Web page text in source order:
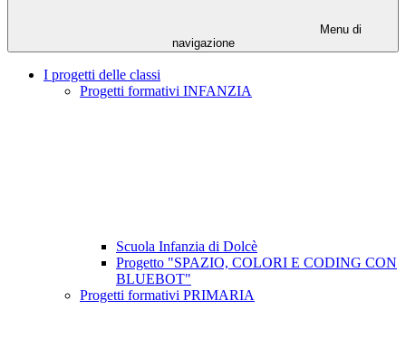
Menu di
navigazione
I progetti delle classi
Progetti formativi INFANZIA
Scuola Infanzia di Dolcè
Progetto "SPAZIO, COLORI E CODING CON
BLUEBOT"
Progetti formativi PRIMARIA